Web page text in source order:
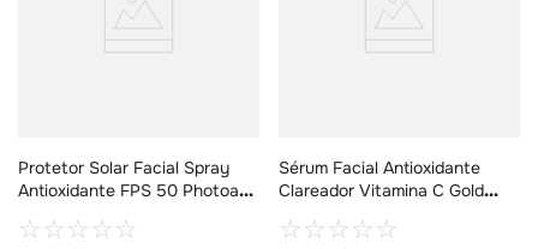
Protetor Solar Facial Spray
Antioxidante FPS 50 Photoage
☆☆☆☆☆
Sérum Facial Antioxidante
Clareador Vitamina C Gold
☆☆☆☆☆